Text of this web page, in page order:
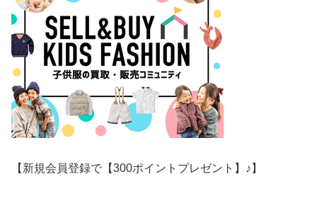
【新規会員登録で【300ポイントプレゼント】♪】